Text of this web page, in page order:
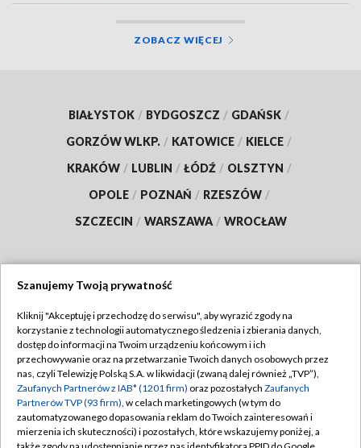
ZOBACZ WIĘCEJ
BIAŁYSTOK / BYDGOSZCZ / GDAŃSK /
GORZÓW WLKP. / KATOWICE / KIELCE /
KRAKÓW / LUBLIN / ŁÓDŹ / OLSZTYN /
OPOLE / POZNAŃ / RZESZÓW /
SZCZECIN / WARSZAWA / WROCŁAW
TVP
Abonament TVP
Emisja w TVP
Centrum informacji TVP
Naziemna Telewizja Cyfrowa
Regulamin TVP
Polityka prywatności
Moje zgody
Pomoc
Szanujemy Twoją prywatność
Kliknij "Akceptuję i przechodzę do serwisu", aby wyrazić zgody na
korzystanie z technologii automatycznego śledzenia i zbierania danych,
dostęp do informacji na Twoim urządzeniu końcowym i ich
przechowywanie oraz na przetwarzanie Twoich danych osobowych przez
nas, czyli Telewizję Polską S.A. w likwidacji (zwaną dalej również „TVP”),
Zaufanych Partnerów z IAB* (1201 firm) oraz pozostałych Zaufanych
Partnerów TVP (93 firm), w celach marketingowych (w tym do
zautomatyzowanego dopasowania reklam do Twoich zainteresowań i
mierzenia ich skuteczności) i pozostałych, które wskazujemy poniżej, a